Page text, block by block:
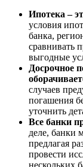
Ипотека –
условия
банка,
сравнивать
выгодные
Досрочное
случаев
погашения
уточнить
Все банки
деле, банки
предлагая
провести
нескольких